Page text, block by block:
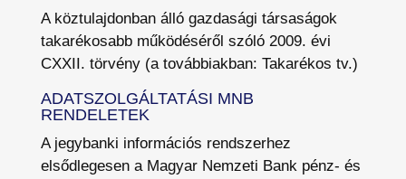
A köztulajdonban álló gazdasági társaságok
takarékosabb működéséről szóló 2009. évi
CXXII. törvény (a továbbiakban: Takarékos tv.)
ADATSZOLGÁLTATÁSI MNB
RENDELETEK
A jegybanki információs rendszerhez
elsődlegesen a Magyar Nemzeti Bank pénz- és